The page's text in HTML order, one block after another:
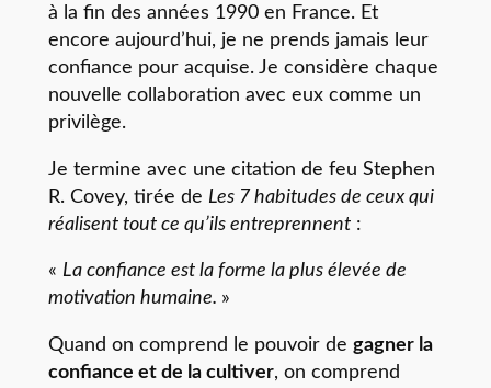
à la fin des années 1990 en France. Et
encore aujourd’hui, je ne prends jamais leur
confiance pour acquise. Je considère chaque
nouvelle collaboration avec eux comme un
privilège.
Je termine avec une citation de feu Stephen
R. Covey, tirée de Les 7 habitudes de ceux qui
réalisent tout ce qu’ils entreprennent:
« La confiance est la forme la plus élevée de
motivation humaine. »
Quand on comprend le pouvoir de gagner la
confiance et de la cultiver, on comprend